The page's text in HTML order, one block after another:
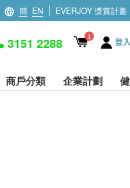
簡 EN EVERJOY 獎賞計畫
3151 2288 1 登
商戶分類 企業計劃